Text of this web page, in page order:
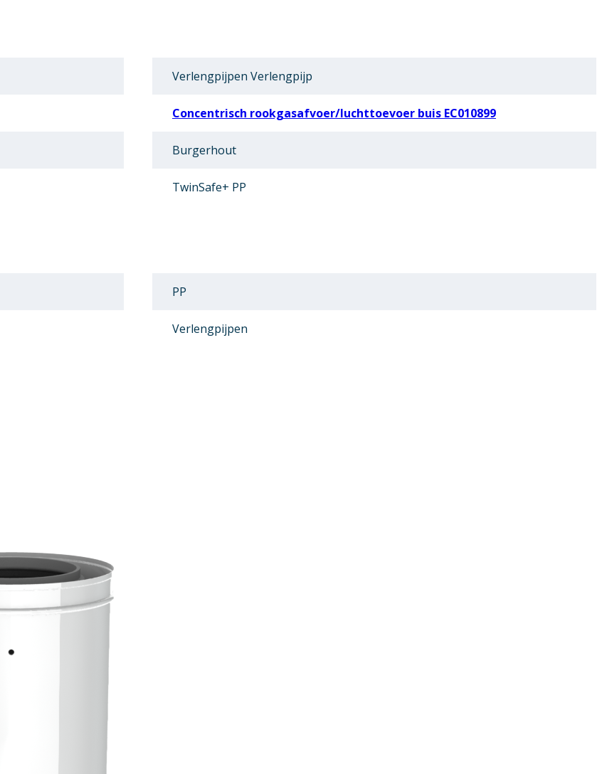
Verlengpijpen Verlengpijp
Concentrisch rookgasafvoer/luchttoevoer buis EC010899
Burgerhout
TwinSafe+ PP
PP
Verlengpijpen